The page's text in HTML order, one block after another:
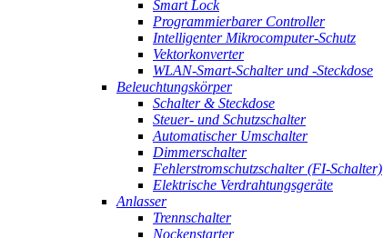
Smart Lock
Programmierbarer Controller
Intelligenter Mikrocomputer-Schutz
Vektorkonverter
WLAN-Smart-Schalter und -Steckdose
Beleuchtungskörper
Schalter & Steckdose
Steuer- und Schutzschalter
Automatischer Umschalter
Dimmerschalter
Fehlerstromschutzschalter (FI-Schalter)
Elektrische Verdrahtungsgeräte
Anlasser
Trennschalter
Nockenstarter